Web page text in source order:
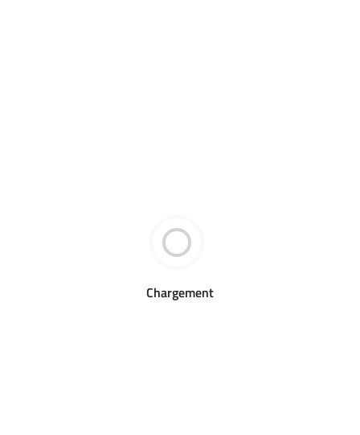
Chargement